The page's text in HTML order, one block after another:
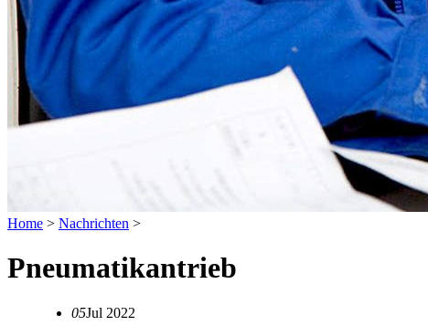
Home > Nachrichten >
Pneumatikantrieb
05Jul 2022